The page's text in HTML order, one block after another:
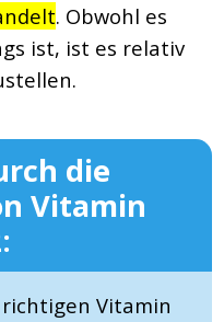
. Obwohl es
ist, ist es relativ
die
Vitamin
Vitamin